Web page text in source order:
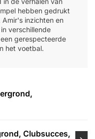
hebben gedrukt
inzichten en
verschillende
gerespecteerde
het voetbal.
Clubsucces,